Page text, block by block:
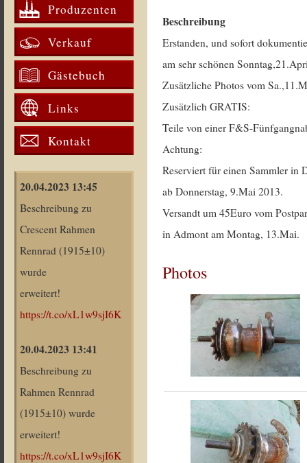
Produzenten
Verkauf
Gästebuch
Links
Kontakt
20.04.2023 13:45
Beschreibung zu
Crescent Rahmen
Rennrad (1915±10)
wurde
erweitert!
https://t.co/xL1w9sjI6K
20.04.2023 13:41
Beschreibung zu
Rahmen Rennrad
(1915±10) wurde
erweitert!
https://t.co/xL1w9sjI6K
Beschreibung
Erstanden, und sofort
am sehr schönen
Zusätzliche Photos vom
Zusätzlich GRATIS:
Teile von einer F&S-
Achtung:
Reserviert für einen Sammler in
ab Donnerstag, 9.Mai 2013.
Versandt um 45Euro vom
in Admont am Montag, 13.Mai.
Photos